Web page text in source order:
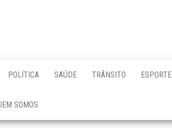
POLÍTICA SAÚDE TRÂNSITO ESPORTE
SOMOS